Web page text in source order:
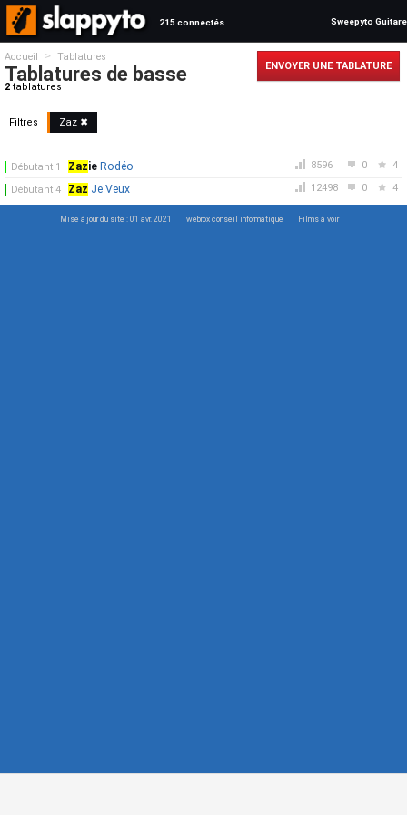
215 connectés Sweepyto Guitare
Accueil > Tablatures
Tablatures de basse
2 tablatures
ENVOYER UNE TABLATURE
Filtres Zaz ✖
8596 0 4
Zazie Rodéo
Débutant 1
12498
0 4
Zaz Je Veux
Débutant 4
Mise à jour du site : 01 avr. 2021 webrox conseil informatique Films à voir